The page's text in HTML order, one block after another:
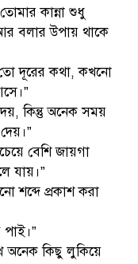
কান্না শুধু
বলার উপায় থাকে
তো দূরের কথা, কখনো
কিন্তু অনেক সময়
বেশি জায়গা
যায়।”
শব্দে প্রকাশ করা
অনেক কিছু লুকিয়ে